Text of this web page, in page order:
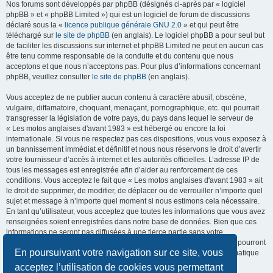
En poursuivant votre navigation sur ce site, vous
acceptez l’utilisation de cookies vous permettant
Nos forums sont développés par phpBB (désignés ci-après par « logiciel
phpBB » et « phpBB Limited ») qui est un logiciel de forum de discussions
déclaré sous la « licence publique générale GNU 2.0 » et qui peut être
téléchargé sur le site de phpBB (en anglais). Le logiciel phpBB a pour seul but
de faciliter les discussions sur internet et phpBB Limited ne peut en aucun cas
être tenu comme responsable de la conduite et du contenu que nous
acceptons et que nous n’acceptons pas. Pour plus d’informations concernant
phpBB, veuillez consulter le site de phpBB (en anglais).
Vous acceptez de ne publier aucun contenu à caractère abusif, obscène,
vulgaire, diffamatoire, choquant, menaçant, pornographique, etc. qui pourrait
transgresser la législation de votre pays, du pays dans lequel le serveur de
« Les motos anglaises d'avant 1983 » est hébergé ou encore la loi
internationale. Si vous ne respectez pas ces dispositions, vous vous exposez à
un bannissement immédiat et définitif et nous nous réservons le droit d’avertir
votre fournisseur d’accès à internet et les autorités officielles. L’adresse IP de
tous les messages est enregistrée afin d’aider au renforcement de ces
conditions. Vous acceptez le fait que « Les motos anglaises d'avant 1983 » ait
le droit de supprimer, de modifier, de déplacer ou de verrouiller n’importe quel
sujet et message à n’importe quel moment si nous estimons cela nécessaire.
En tant qu’utilisateur, vous acceptez que toutes les informations que vous avez
renseignées soient enregistrées dans notre base de données. Bien que ces
informations ne seront pas diffusées à une tierce partie sans votre
consentement, ni « Les motos anglaises d'avant 1983 », ni phpBB, ne pourront
être tenus comme responsables en cas de tentative de piratage informatique
visant à compromettre vos données.